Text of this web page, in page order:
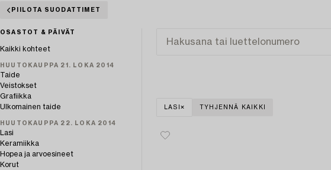
PIILOTA SUODATTIMET
OSASTOT & PÄIVÄT
Kaikki kohteet
HUUTOKAUPPA 21. LOKA 2014
Taide
Veistokset
Grafiikka
Ulkomainen taide
HUUTOKAUPPA 22. LOKA 2014
Lasi
Keramiikka
Hopea ja arvoesineet
Korut
LASI TYHJENNÄ KAIKKI